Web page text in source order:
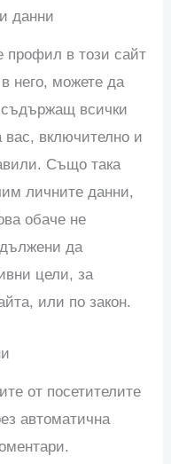
данни
профил в този сайт
него, можете да
всички
вас, включително и
Също така
личните данни,
обаче не
да
цели, за
или по закон.
от посетителите
автоматична